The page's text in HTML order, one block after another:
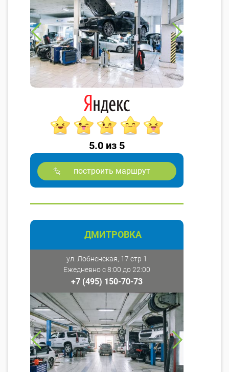
5.0 из 5
построить маршрут
ДМИТРОВКА
ул. Лобненская, 17 стр 1
Ежедневно с 8:00 до 22:00
+7 (495) 150-70-73